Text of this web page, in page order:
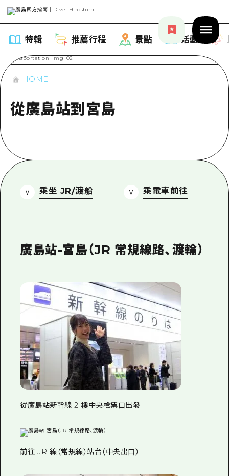
特輯 推薦行程 景點 活動
特輯
推薦
藝術
騎自行車
運動
夜晚生活
世界遺產
學習·體驗
標準
歷史·文化
治癒
自然
Dive! Hiroshima 官方向導
安芸
美北
藝北
宮島周邊
東山口
短途旅行
半天
列表
安芸
藝北
宮島周邊
東山口
愛媛
島根
列表
存取
輔助流量摘要
設施擁堵
超值遊覽門票
行李寄存及運送服務
廣島免費 Wi-Fi
面向外國遊客的街角旅遊信息中心
HOME
新聞
HOME
從廣島站到宮島
乘坐 JR/渡船 乘電車前往
廣島站-宮島（JR 常規線路、渡輪）
從廣島站新幹線 2 樓中央檢票口出發
前往 JR 線（常規線）站台（中央出口）